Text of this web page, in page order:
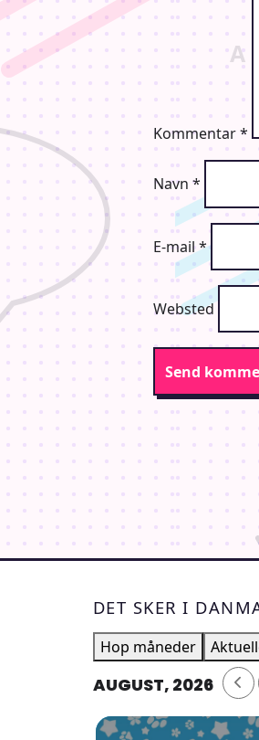
Kommentar*
Navn *
E-mail*
Websted
DET SKER I
Hop måneder
AUGUST, 2026